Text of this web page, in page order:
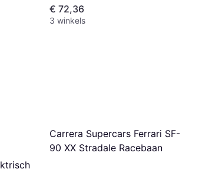
€ 72,36
3 winkels
Carrera Supercars Ferrari SF-
90 XX Stradale Racebaan